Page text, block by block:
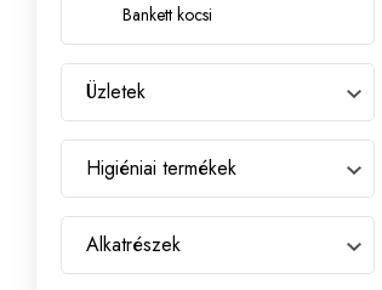
Bankett kocsi
Üzletek
Higiéniai termékek
Alkatrészek